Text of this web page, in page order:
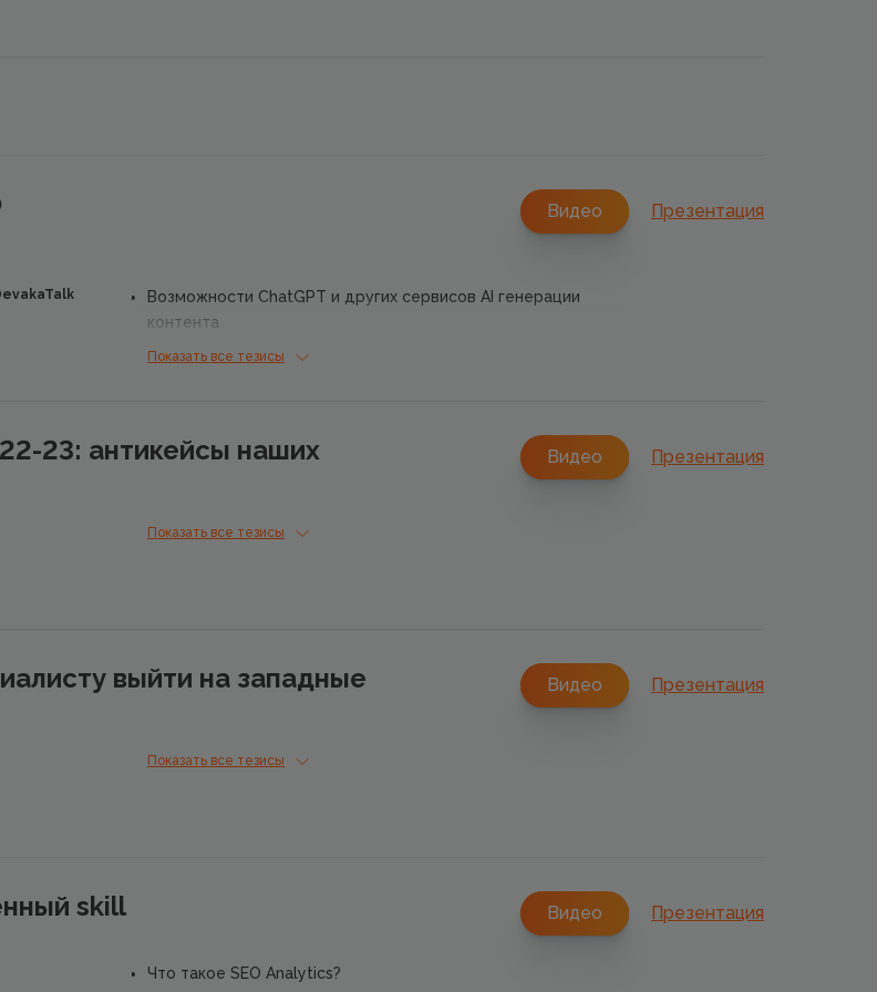
Видео Презентация
Возможности ChatGPT и других сервисов AI генерации
контента
чатботов
Показать все тезисы
23: антикейсы наших
Видео Презентация
Показать все тезисы
выйти на западные
Видео Презентация
Показать все тезисы
skill Видео Презентация
Что такое SEO Analytics?